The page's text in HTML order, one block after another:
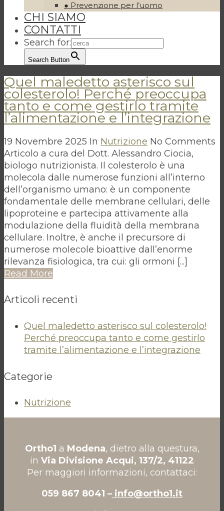
● Prevenzione per l’uomo
CHI SIAMO
CONTATTI
Search for:
Search Button
Quel maledetto asterisco sul
colesterolo! Perché preoccupa
tanto e come gestirlo tramite
l’alimentazione e l’integrazione
19 Novembre 2025 In Nutrizione No Comments
Articolo a cura del Dott. Alessandro Ciocia,
biologo nutrizionista. Il colesterolo è una
molecola dalle numerose funzioni all’interno
dell’organismo umano: è un componente
fondamentale delle membrane cellulari, delle
lipoproteine e partecipa attivamente alla
modulazione della fluidità della membrana
cellulare. Inoltre, è anche il precursore di
numerose molecole bioattive dall’enorme
rilevanza fisiologica, tra cui: gli ormoni [...]
Read More
Articoli recenti
Quel maledetto asterisco sul colesterolo!
Perché preoccupa tanto e come gestirlo
tramite l’alimentazione e l’integrazione
Categorie
Nutrizione
Ortho1 a Modena, dietro alla questura,
in Via Divisione Acqui, 137/2, 41122
Per maggiori informazioni, contattaci:
059 867 8041 – info@ortho1.it